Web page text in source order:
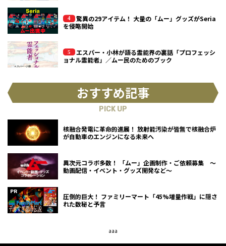
驚異の29アイテム！ 大量の「ムー」グッズがSeria
を侵略開始
エスパー・小林が語る霊能界の裏話「プロフェッシ
ョナル霊能者」／ムー民のためのブック
おすすめ記事
PICK UP
核融合発電に革命的進展！ 放射能汚染が皆無で核融合炉
が自動車のエンジンになる未来へ
異次元コラボ多数！ 「ムー」企画制作・ご依頼募集 ～
動画配信・イベント・グッズ開発など～
圧倒的巨大！ ファミリーマート「45%増量作戦」に隠さ
れた数秘と予言
aaa